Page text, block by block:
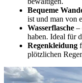
Bequeme
ist und man von
Wasserflasche –
haben. Ideal für
Regenkleidung
plötzlichen